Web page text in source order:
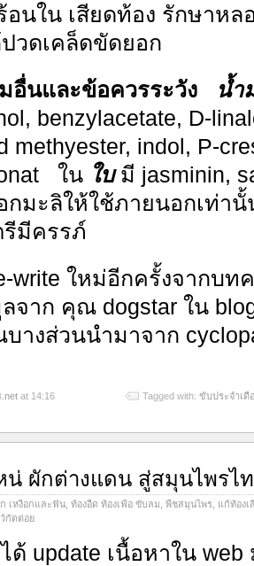
อนใน เสียดท้อง รักษาห
วดเคล็ดขัดยอก
อื่นและข้อควรระวัง
น้ำ
benzylacetate, D-
methyester, indol, P-
ใน ใบมี jasminin,
กมะลิให้ใช้ภายนอกเท่า
มีครรภ์
write ใหม่อีกครั้งจากบท
าก คุณ dogstar ใน
างส่วนนำมาจาก
at 14:16 Tagged with: ขับประจำเดื
น่ ผักต่างแดน สู่สมุนไพรไ
เหงือกและฟัน ท้องอืด ท้องเฟ้อ ขับลม พืชสมุนไพร แก้ท้องเ
กัดต่อย
ด้ update เนื้อหาใน